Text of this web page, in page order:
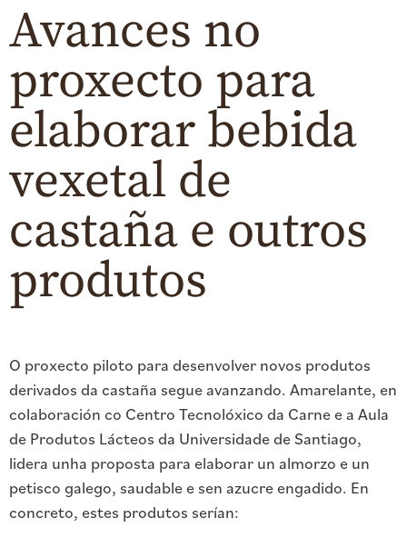
Avances no
proxecto para
elaborar bebida
vexetal de
castaña e outros
produtos
O proxecto piloto para desenvolver novos produtos
derivados da castaña segue avanzando. Amarelante, en
colaboración co Centro Tecnolóxico da Carne e a Aula
de Produtos Lácteos da Universidade de Santiago,
lidera unha proposta para elaborar un almorzo e un
petisco galego, saudable e sen azucre engadido. En
concreto, estes produtos serían: